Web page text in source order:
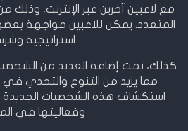
مع لاعبين آخرين عبر الإنترنت،
المتعدد. يمكن للاعبين مواجهة
استراتيجية
كذلك، تمت إضافة العديد من
مما يزيد من التنوع والتحدي في
استكشاف هذه الشخصيات الجديدة
وفعاليتها في